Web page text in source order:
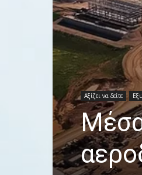
Αξίζει να δείτε